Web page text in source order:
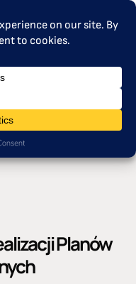
MENU
Planów